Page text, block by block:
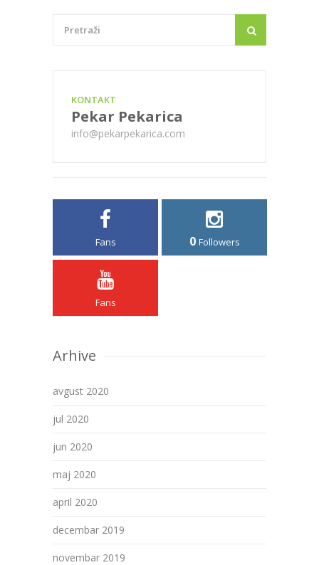
KONTAKT
Pekar Pekarica
info@pekarpekarica.com
Fans 0 Followers
Fans
Arhive
avgust 2020
jul 2020
jun 2020
maj 2020
april 2020
decembar 2019
novembar 2019